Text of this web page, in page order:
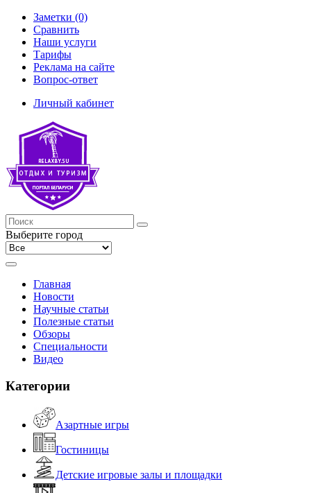
Заметки (0)
Сравнить
Наши услуги
Тарифы
Реклама на сайте
Вопрос-ответ
Личный кабинет
Выберите город
Главная
Новости
Научные статьи
Полезные статьи
Обзоры
Специальности
Видео
Категории
Азартные игры
Гостиницы
Детские игровые залы и площадки